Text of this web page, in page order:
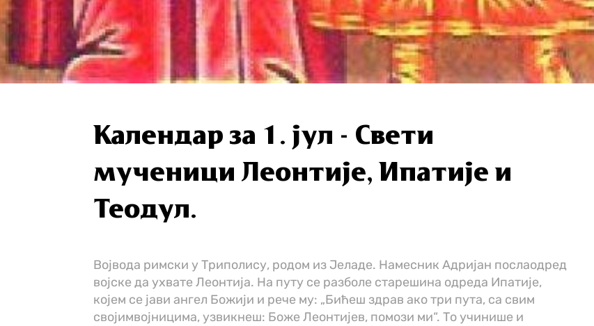
Календар за 1. јул - Свети
мученици Леонтије, Ипатије и
Теодул.
Војвода римски у Триполису, родом из Јеладе. Намесник Адријан послаодред
војске да ухвате Леонтија. На путу се разболе старешина одреда Ипатије,
којем се јави ангел Божији и рече му: „Бићеш здрав ако три пута, са свим
својимвојницима, узвикнеш: Боже Леонтијев, помози ми“. То учинише и